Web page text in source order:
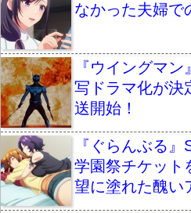
なかった夫婦で
『ウイングマ
写ドラマ化が
送開始！
『ぐらんぶる
学園祭チケット
望に塗れた醜い